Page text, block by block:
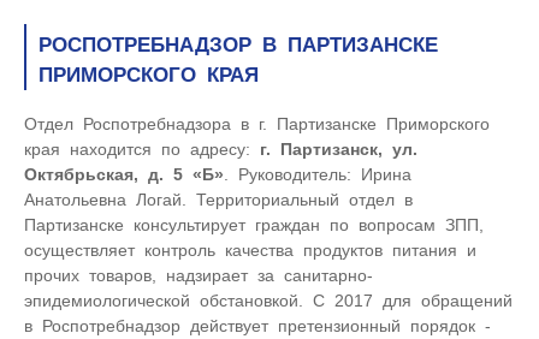
РОСПОТРЕБНАДЗОР В ПАРТИЗАНСКЕ
ПРИМОРСКОГО КРАЯ
Отдел Роспотребнадзора в г. Партизанске Приморского
края находится по адресу: г. Партизанск, ул.
Октябрьская, д. 5 «Б» . Руководитель: Ирина
Анатольевна Логай. Территориальный отдел в
Партизанске консультирует граждан по вопросам ЗПП,
осуществляет контроль качества продуктов питания и
прочих товаров, надзирает за санитарно-
эпидемиологической обстановкой. С 2017 для обращений
в Роспотребнадзор действует претензионный порядок -